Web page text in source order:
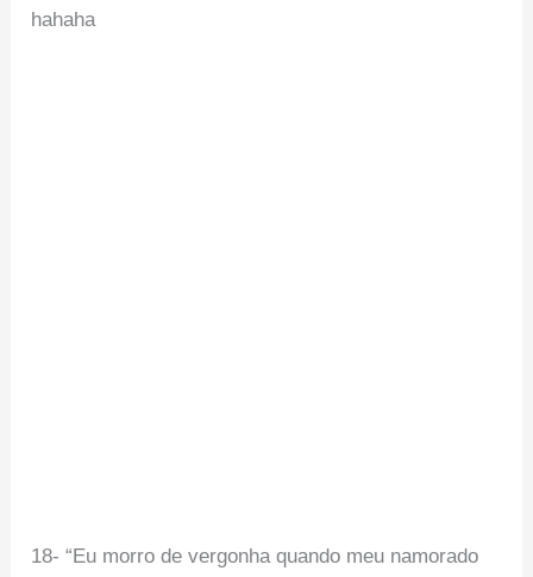
hahaha
18- “Eu morro de vergonha quando meu namorado